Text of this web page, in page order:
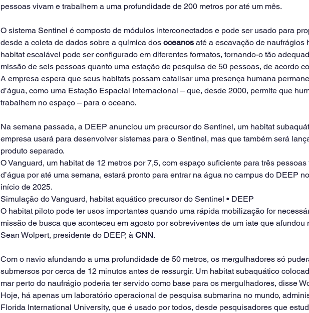
pessoas vivam e trabalhem a uma profundidade de 200 metros por até um mês.
O sistema Sentinel é composto de módulos interconectados e pode ser usado para
desde a coleta de dados sobre a química dos oceanos até a escavação de naufrágios
habitat escalável pode ser configurado em diferentes formatos, tornando-o tão
missão de seis pessoas quanto uma estação de pesquisa de 50 pessoas, de acordo
A empresa espera que seus habitats possam catalisar uma presença humana
d’água, como uma Estação Espacial Internacional – que, desde 2000, permite que
trabalhem no espaço – para o oceano.
Na semana passada, a DEEP anunciou um precursor do Sentinel, um habitat
empresa usará para desenvolver sistemas para o Sentinel, mas que também será
produto separado.
O Vanguard, um habitat de 12 metros por 7,5, com espaço suficiente para três
d’água por até uma semana, estará pronto para entrar na água no campus do DEEP
início de 2025.
Simulação do Vanguard, habitat aquático precursor do Sentinel • DEEP
O habitat piloto pode ter usos importantes quando uma rápida mobilização for
missão de busca que aconteceu em agosto por sobreviventes de um iate que afundou
Sean Wolpert, presidente do DEEP, à CNN.
Com o navio afundando a uma profundidade de 50 metros, os mergulhadores só
submersos por cerca de 12 minutos antes de ressurgir. Um habitat subaquático
mar perto do naufrágio poderia ter servido como base para os mergulhadores, disse
Hoje, há apenas um laboratório operacional de pesquisa submarina no mundo,
Florida International University, que é usado por todos, desde pesquisadores que